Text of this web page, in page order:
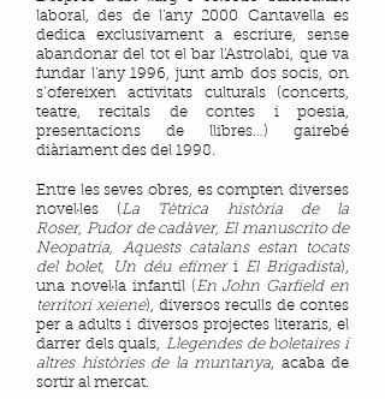
laboral, des de l'any 2000 Cantavella es
dedica exclusivament a escriure, sense
abandonar del tot el bar l'Astrolabi, que va
fundar l'any 1996, junt amb dos socis, on
s’ofereixen activitats culturals (concerts,
teatre, recitals de contes i poesia,
presentacions de llibres…) gairebé
diàriament des del 1998.
Entre les seves obres, es compten diverses
novel·les (La Tètrica història de la
Roser, Pudor de cadàver, El manuscrito de
Neopatria, Aquests catalans estan tocats
del bolet, Un déu efímer i El Brigadista),
una novel·la infantil (En John Garfield en
territori xeiene), diversos reculls de contes
per a adults i diversos projectes literaris, el
darrer dels quals, Llegendes de boletaires i
altres històries de la muntanya, acaba de
sortir al mercat.